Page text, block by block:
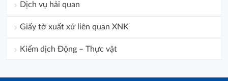
Dịch vụ hải quan
Giấy tờ xuất xứ liên quan XNK
Kiểm dịch Động – Thực vật